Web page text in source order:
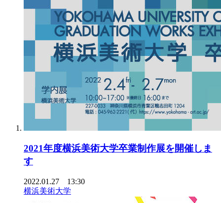
2021年度横浜美術大学卒業制作展を開催しま
す
2022.01.27 13:30
横浜美術大学